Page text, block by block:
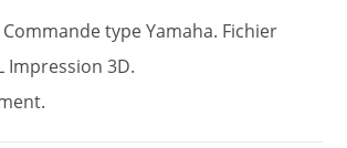
type Yamaha. Fichier
Impression 3D.